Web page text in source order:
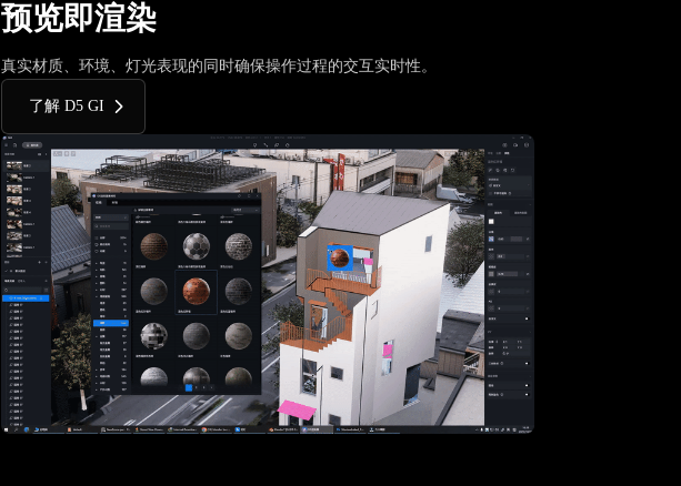
预览即渲染
真实材质、环境、灯光表现的同时确保操作过程的交互实时性。
了解 D5 GI